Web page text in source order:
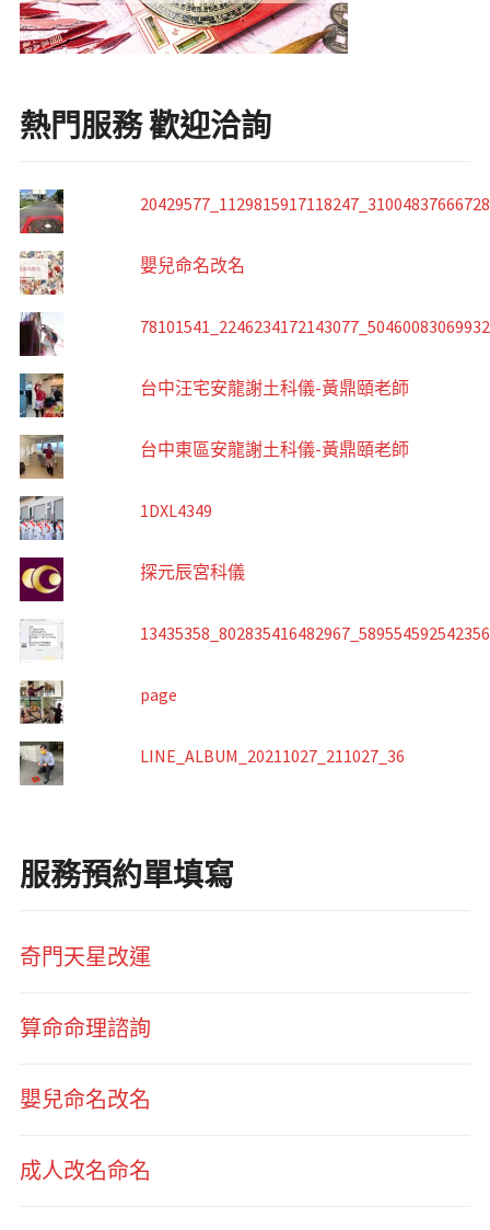
熱門服務 歡迎洽詢
嬰兒命名改名
台中汪宅安龍謝土科儀-黃鼎頤老師
台中東區安龍謝土科儀-黃鼎頤老師
1DXL4349
探元辰宮科儀
page
LINE_ALBUM_20211027_211027_36
服務預約單填寫
奇門天星改運
算命命理諮詢
嬰兒命名改名
成人改名命名